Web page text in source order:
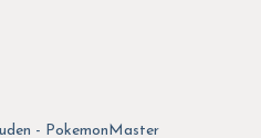
- PokemonMaster